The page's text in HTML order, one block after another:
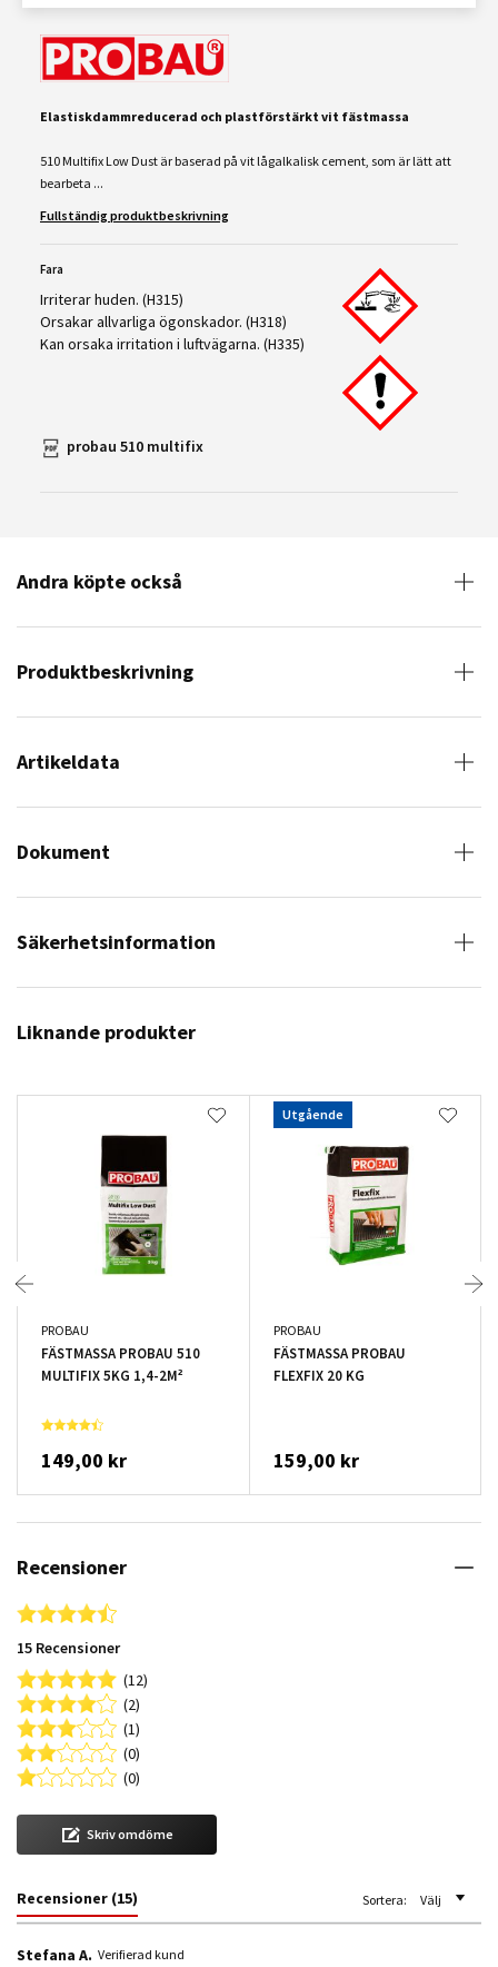
Elastiskdammreducerad och plastförstärkt vit fästmassa
510 Multifix Low Dust är baserad på vit lågalkalisk cement, som är lätt att
bearbeta ...
Fullständig produktbeskrivning
Fara
Irriterar huden. (H315)
Orsakar allvarliga ögonskador. (H318)
Kan orsaka irritation i luftvägarna. (H335)
probau 510 multifix
Andra köpte också
Produktbeskrivning
Artikeldata
Dokument
Säkerhetsinformation
Liknande produkter
PROBAU
FÄSTMASSA PROBAU 510
MULTIFIX 5KG 1,4-2M²
149,00 kr
Utgående
PROBAU
FÄSTMASSA PROBAU
FLEXFIX 20 KG
159,00 kr
Recensioner
4.7 star rating
15 Recensioner
(12)
(2)
(1)
(0)
(0)
Skriv omdöme
Recensioner (15) Sortera: Välj
Stefana A. Verifierad kund